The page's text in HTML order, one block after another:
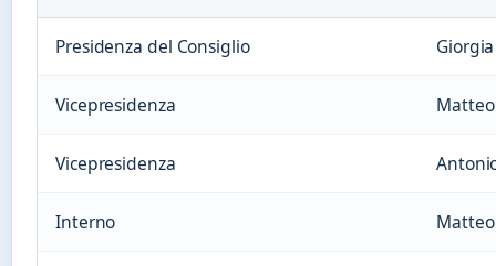
Presidenza del Consiglio
Vicepresidenza
Vicepresidenza
Interno